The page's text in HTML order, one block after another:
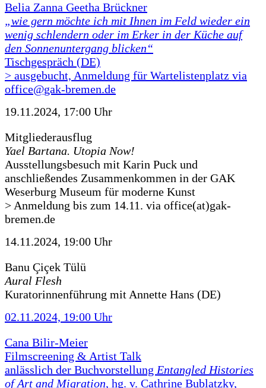
Belia Zanna Geetha Brückner
„wie gern möchte ich mit Ihnen im Feld wieder ein
wenig schlendern oder im Erker in der Küche auf
den Sonnenuntergang blicken“
Tischgespräch (DE)
> ausgebucht, Anmeldung für Wartelistenplatz via
office@gak-bremen.de
19.11.2024, 17:00 Uhr
Mitgliederausflug
Yael Bartana. Utopia Now!
Ausstellungsbesuch mit Karin Puck und
anschließendes Zusammenkommen in der GAK
Weserburg Museum für moderne Kunst
> Anmeldung bis zum 14.11. via office(at)gak-
bremen.de
14.11.2024, 19:00 Uhr
Banu Çiçek Tülü
Aural Flesh
Kuratorinnenführung mit Annette Hans (DE)
02.11.2024, 19:00 Uhr
Cana Bilir-Meier
Filmscreening & Artist Talk
anlässlich der Buchvorstellung Entangled Histories
of Art and Migration, hg. v. Cathrine Bublatzky,